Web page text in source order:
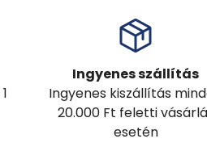
Ingyenes szállítás
Ingyenes kiszállítás
20.000 Ft feletti
esetén